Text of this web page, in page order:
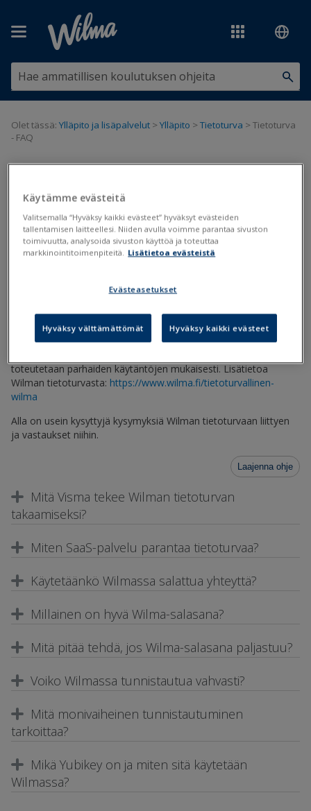
Olet tässä: Ylläpito ja lisäpalvelut >Ylläpito >Tietoturva >Tietoturva
- FAQ
FAQ
Päivitetty viimeksi: 9.12.2025
huolta, että Visman palveluiden käyttö on aina turvallista.
27001:2013). Tämä tarkoittaa, että palvelun tietoturva on
standardissa määritellyllä tasolla. Tämä tarkoittaa käytännössä
ulkopuolisen auditoijan todistusta siitä, että Wilman tietoturvan
toteutetaan parhaiden käytäntöjen mukaisesti. Lisätietoa
Wilman tietoturvasta: https://www.wilma.fi/tietoturvallinen-
wilma
Alla on usein kysyttyjä kysymyksiä Wilman tietoturvaan liittyen
ja vastaukset niihin.
Laajenna ohje
Mitä Visma tekee Wilman tietoturvan
takaamiseksi?
Miten SaaS-palvelu parantaa tietoturvaa?
Käytetäänkö Wilmassa salattua yhteyttä?
Millainen on hyvä Wilma-salasana?
Mitä pitää tehdä, jos Wilma-salasana paljastuu?
Voiko Wilmassa tunnistautua vahvasti?
Mitä monivaiheinen tunnistautuminen
tarkoittaa?
Mikä Yubikey on ja miten sitä käytetään
Wilmassa?
Käytämme evästeitä
Valitsemalla “Hyväksy kaikki evästeet” hyväksyt evästeiden
tallentamisen laitteellesi. Niiden avulla voimme parantaa sivuston
toimivuutta, analysoida sivuston käyttöä ja toteuttaa
markkinointitoimenpiteitä. Lisätietoa evästeistä
Evästeasetukset
Hyväksy välttämättömät Hyväksy kaikki evästeet